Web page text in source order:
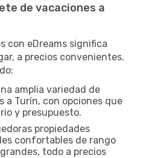
de vacaciones a
con eDreams significa
a precios convenientes.
amplia variedad de
a Turín, con opciones que
y presupuesto.
propiedades
confortables de rango
todo a precios